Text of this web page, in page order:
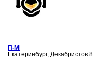
П-М
Екатеринбург,